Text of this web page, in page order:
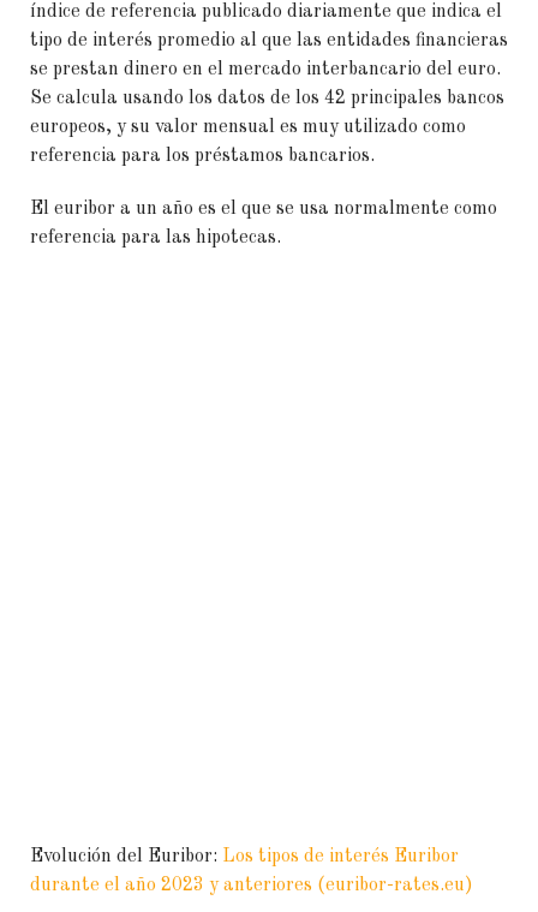
índice de referencia publicado diariamente que indica el
tipo de interés promedio al que las entidades financieras
se prestan dinero en el mercado interbancario del euro.
Se calcula usando los datos de los 42 principales bancos
europeos, y su valor mensual es muy utilizado como
referencia para los préstamos bancarios.
El euribor a un año es el que se usa normalmente como
referencia para las hipotecas.
Evolución del Euribor: Los tipos de interés Euribor
durante el año 2023 y anteriores (euribor-rates.eu)